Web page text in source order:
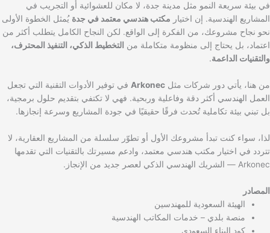
في بيئة سريعة النمو مثل مدينة جدة، لا مكان للعشوائية أو التجريب في
المشاريع الهندسية. إن اختيار مكتب هندسي معتمد في جدة يُمثل الخطوة الأولى
نحو نجاح مشروعك، من الفكرة إلى الواقع. لكن النجاح الكامل يتطلب أكثر من
اعتماد، بل يحتاج إلى منظومة متكاملة من التخطيط الذكي، التنفيذ المحترف،
والتقنيات الداعمة.
من هنا، يأتي دور شركات مثل Arkonec في توفير الأدوات التقنية التي تجعل
العمل الهندسي أكثر دقة وفاعلية وربحية. فهي لا تكتفي بتقديم حلول برمجية،
بل تبني بيئة تكاملية تُحدث فرقًا حقيقيًا في جودة المشاريع وسرعة إنجازها.
لذا، سواء كنت تبدأ مشروعك الأول أو تطوّر سلسلة من المشاريع العقارية، لا
تتردد في اختيار مكتب هندسي معتمد، وادعم مسيرتك بالتقنيات التي تقدمها
Arkonec — الشريك الهندسي الذكي لعصر جديد من الإنجاز.
المصادر
الهيئة السعودية للمهندسين
منصة بلدي – خدمات المكاتب الهندسية
كود البناء السعودي